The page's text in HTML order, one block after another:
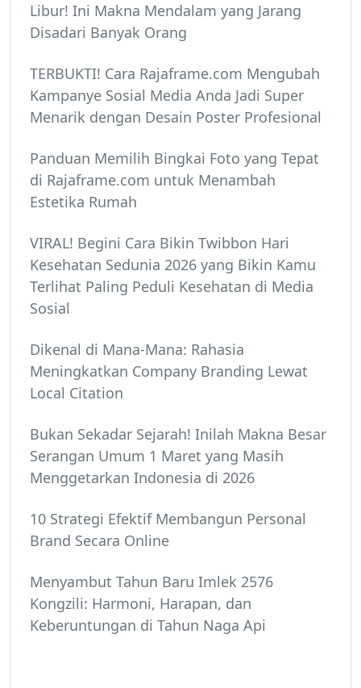
Libur! Ini Makna Mendalam yang Jarang
Disadari Banyak Orang
TERBUKTI! Cara Rajaframe.com Mengubah
Kampanye Sosial Media Anda Jadi Super
Menarik dengan Desain Poster Profesional
Panduan Memilih Bingkai Foto yang Tepat
di Rajaframe.com untuk Menambah
Estetika Rumah
VIRAL! Begini Cara Bikin Twibbon Hari
Kesehatan Sedunia 2026 yang Bikin Kamu
Terlihat Paling Peduli Kesehatan di Media
Sosial
Dikenal di Mana-Mana: Rahasia
Meningkatkan Company Branding Lewat
Local Citation
Bukan Sekadar Sejarah! Inilah Makna Besar
Serangan Umum 1 Maret yang Masih
Menggetarkan Indonesia di 2026
10 Strategi Efektif Membangun Personal
Brand Secara Online
Menyambut Tahun Baru Imlek 2576
Kongzili: Harmoni, Harapan, dan
Keberuntungan di Tahun Naga Api